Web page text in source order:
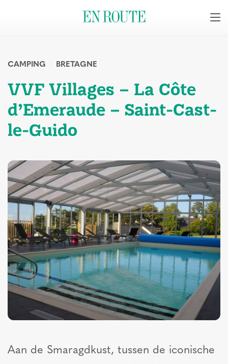
CAMPING BRETAGNE
VVF Villages – La Côte
d’Emeraude – Saint-Cast-
le-Guido
Aan de Smaragdkust, tussen de iconische